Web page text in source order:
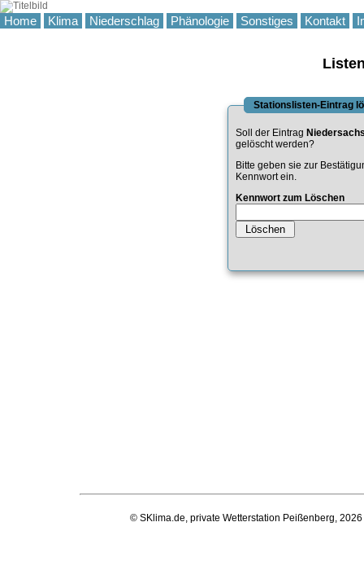
Home Klima Niederschlag Phänologie Sonstiges Kontakt
Stationslisten-Eintrag
Soll der Eintrag
gelöscht werden?
Bitte geben sie zur
Kennwort ein.
Kennwort zum Löschen
© SKlima.de, private Wetterstation Peißenberg,